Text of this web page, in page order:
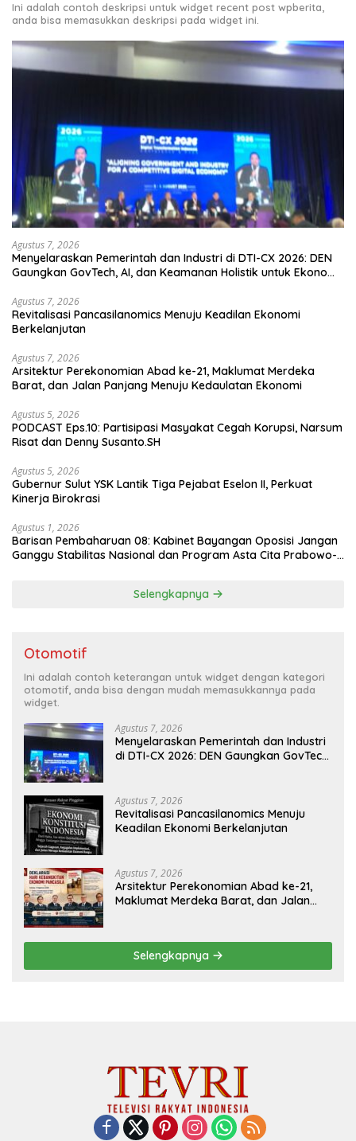
Ini adalah contoh deskripsi untuk widget recent post wpberita,
anda bisa memasukkan deskripsi pada widget ini.
Agustus 7, 2026
Menyelaraskan Pemerintah dan Industri di DTI-CX 2026: DEN
Gaungkan GovTech, AI, dan Keamanan Holistik untuk Ekonomi
Agustus 7, 2026
Revitalisasi Pancasilanomics Menuju Keadilan Ekonomi
Berkelanjutan
Agustus 7, 2026
Arsitektur Perekonomian Abad ke-21, Maklumat Merdeka
Barat, dan Jalan Panjang Menuju Kedaulatan Ekonomi
Agustus 5, 2026
PODCAST Eps.10: Partisipasi Masyakat Cegah Korupsi, Narsum
Risat dan Denny Susanto.SH
Agustus 5, 2026
Gubernur Sulut YSK Lantik Tiga Pejabat Eselon II, Perkuat
Kinerja Birokrasi
Agustus 1, 2026
Barisan Pembaharuan 08: Kabinet Bayangan Oposisi Jangan
Ganggu Stabilitas Nasional dan Program Asta Cita Prabowo-
Selengkapnya
Otomotif
Ini adalah contoh keterangan untuk widget dengan kategori
otomotif, anda bisa dengan mudah memasukkannya pada
widget.
Agustus 7, 2026
Menyelaraskan Pemerintah dan Industri
di DTI-CX 2026: DEN Gaungkan GovTech,
Agustus 7, 2026
Revitalisasi Pancasilanomics Menuju
Keadilan Ekonomi Berkelanjutan
Agustus 7, 2026
Arsitektur Perekonomian Abad ke-21,
Maklumat Merdeka Barat, dan Jalan
Selengkapnya